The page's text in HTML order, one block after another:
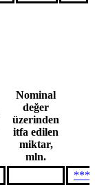
Nominal
değer
üzerinden
itfa edilen
miktar,
mln.
***